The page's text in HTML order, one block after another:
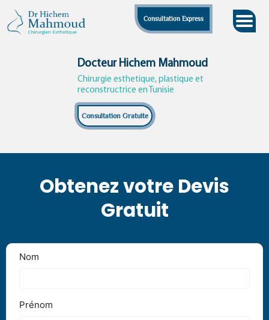
content
Consultation Express
Docteur Hichem Mahmoud
Chirurgie esthetique, plastique et
reconstructrice en Tunisie
Consultation Gratuite
Obtenez votre Devis
Gratuit